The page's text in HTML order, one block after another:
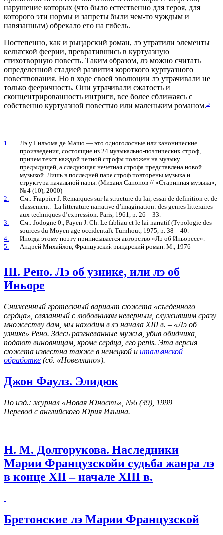
нарушение которых (что было естественно для героя, для
которого эти нормы и запреты были чем-то чуждым и
навязанным) обрекало его на гибель.
Постепенно, как и рыцарский роман, лэ утратили элементы
кельтской феерии, превратившись в куртуазную
стихотворную повесть. Таким образом, лэ можно считать
определенной стадией развития короткого куртуазного
повествования. Но в ходе своей эволюции лэ утрачивали не
только фееричность. Они утрачивали сжатость и
сконцентрированность интриги, все более сближаясь с
собственно куртуазной повестью или маленьким романом.5
1.
Лэ у Гильома де Машо — это одноголосные или канонические
произведения, состоящие из 24 музыкально-поэтических строф,
причем текст каждой четной строфы положен на музыку
предыдущей, а следующая нечетная строфа представлена новой
музыкой. Лишь в последней паре строф повторены музыка и
структура начальной пары. (Михаил Сапонов // «Старинная музыка»,
№ 4 (10), 2000)
2.
См.: Frappier J. Remarques sur la structure du lai, essai de definition et de
classement.- La litterature narrative d’imagination: des genres litteraires
aux techniques d’expression. Paris, 1961, p. 26—33.
3.
См.: Jodogne 0., Payen J. Ch. Le fabliau ct le lai narratif (Typologie des
sources du Moyen age occidental). Turnhout, 1975, p. 38—40.
4.
Иногда этому поэту приписывается авторство «Лэ об Иньоресе».
5.
Андрей Михайлов, Французский рыцарский роман. М., 1976
III. Рено. Лэ об узнике, или лэ об
Иньоре
Сниженный гротескный вариант сюжета «съеденного
сердца», связанный с любовником неверным, служившим сразу
множеству дам, мы находим в лэ начала XIII в. – «Лэ об
узнике» Рено. Здесь разгневанные мужья, убив обидчика,
подают виновницам, кроме сердца, его penis. Эта версия
сюжета известна также в немецкой и итальянской
обработке (сб. «Новеллино»).
Джон Фаулз. Элидюк
По изд.: журнал «Новая Юность», №6 (39), 1999
Перевод с английского Юрия Ильина.
Н. М. Долгорукова. Наследники
Марии Французскойи судьба жанра лэ
в конце XII – начале XIII в.
Бретонские лэ Марии Французской